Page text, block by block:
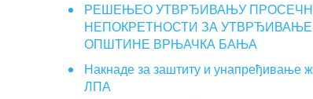
РЕШЕЊЕО УТВРЂИВАЊУ
НЕПОКРЕТНОСТИ ЗА УТВРЂИВАЊЕ
ОПШТИНЕ ВРЊАЧКА БАЊА
Накнаде за заштиту и унапређивање
ЛПА